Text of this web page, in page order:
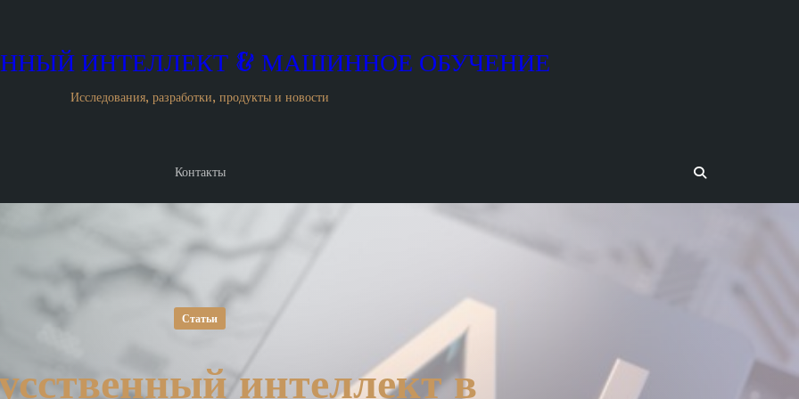
ИНТЕЛЛЕКТ & МАШИННОЕ ОБУЧЕНИЕ
Исследования, разработки, продукты и новости
Контакты
Статьи
интеллект в